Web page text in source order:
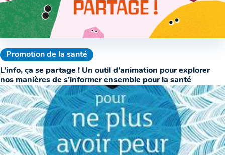
Promotion de la santé
L’info, ça se partage ! Un outil d’animation pour explorer
nos manières de s’informer ensemble pour la santé